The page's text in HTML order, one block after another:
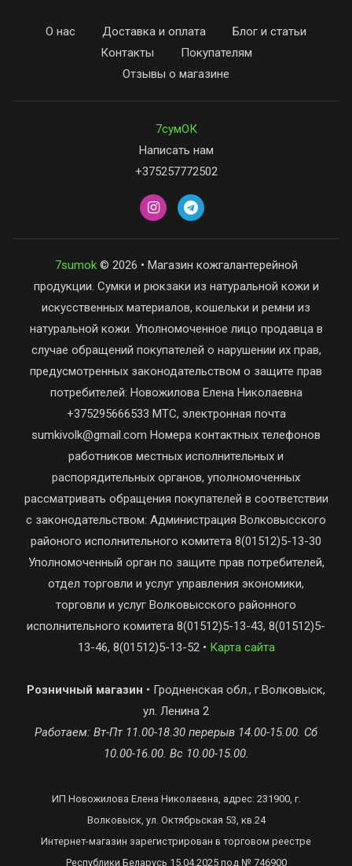
О нас Доставка и оплата
Блог и статьи
Контакты
Покупателям
Отзывы о магазине
7сумОК
Написать нам
+375257772502
7sumok© 2026 • Магазин кожгалантерейной
продукции. Сумки и рюкзаки из натуральной кожи и
искусственных материалов, кошельки и ремни из
натуральной кожи. Уполномоченное лицо продавца в
случае обращений покупателей о нарушении их прав,
предусмотренных законодательством о защите прав
потребителей: Новожилова Елена Николаевна
+375295666533 МТС, электронная почта
sumkivolk@gmail.com Номера контактных телефонов
работников местных исполнительных и
распорядительных органов, уполномоченных
рассматривать обращения покупателей в соответствии
с законодательством: Администрация Волковысского
районого исполнительного комитета 8(01512)5-13-30
Уполномоченный орган по защите прав потребителей,
отдел торговли и услуг управления экономики,
торговли и услуг Волковысского районного
исполнительного комитета 8(01512)5-13-43, 8(01512)5-
13-46, 8(01512)5-13-52 • Карта сайта
Розничный магазин • Гродненская обл., г.Волковыск,
ул. Ленина 2
Работаем: Вт-Пт 11.00-18.30 перерыв 14.00-15.00. Сб
10.00-16.00. Вс 10.00-15.00.
ИП Новожилова Елена Николаевна, адрес: 231900, г.
Волковыск, ул. Октябрьская 53, кв.24
Интернет-магазин зарегистрирован в торговом реестре
Республики Беларусь 15.04.2025 под № 746900